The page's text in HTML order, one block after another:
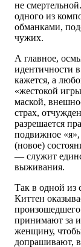
не
одного из
обманками,
чужих.
А главное,
идентичности
кажется, а
«жестокой
маской,
страх,
разрешается
подвижное
(новое)
— служит
выживания.
Так в одной из
Киттен
принимают за
женщину,
допрашивают,